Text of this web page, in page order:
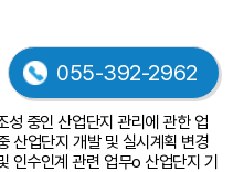
055-392-2962
성 중인 산업단지 관리에 관한 업
산업단지 개발 및 실시계획 변경
인수인계 관련 업무ο 산업단지 기